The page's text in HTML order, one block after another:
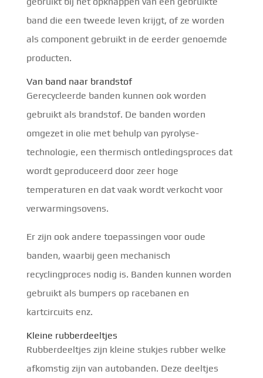
band die een tweede leven krijgt, of ze worden
als component gebruikt in de eerder genoemde
producten.
Van band naar brandstof
Gerecycleerde banden kunnen ook worden
gebruikt als brandstof. De banden worden
omgezet in olie met behulp van pyrolyse-
technologie, een thermisch ontledingsproces dat
wordt geproduceerd door zeer hoge
temperaturen en dat vaak wordt verkocht voor
verwarmingsovens.
Er zijn ook andere toepassingen voor oude
banden, waarbij geen mechanisch
recyclingproces nodig is. Banden kunnen worden
gebruikt als bumpers op racebanen en
kartcircuits enz.
Kleine rubberdeeltjes
Rubberdeeltjes zijn kleine stukjes rubber welke
afkomstig zijn van autobanden. Deze deeltjes